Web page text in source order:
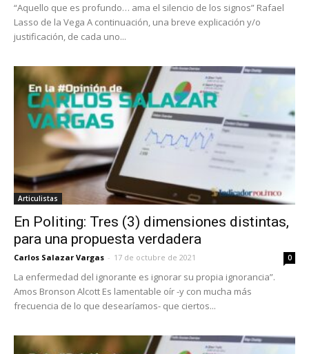
“Aquello que es profundo… ama el silencio de los signos” Rafael
Lasso de la Vega A continuación, una breve explicación y/o
justificación, de cada uno...
Articulistas
En Politing: Tres (3) dimensiones distintas,
para una propuesta verdadera
Carlos Salazar Vargas - 17 de octubre de 2021 0
La enfermedad del ignorante es ignorar su propia ignorancia”.
Amos Bronson Alcott Es lamentable oír -y con mucha más
frecuencia de lo que desearíamos- que ciertos...